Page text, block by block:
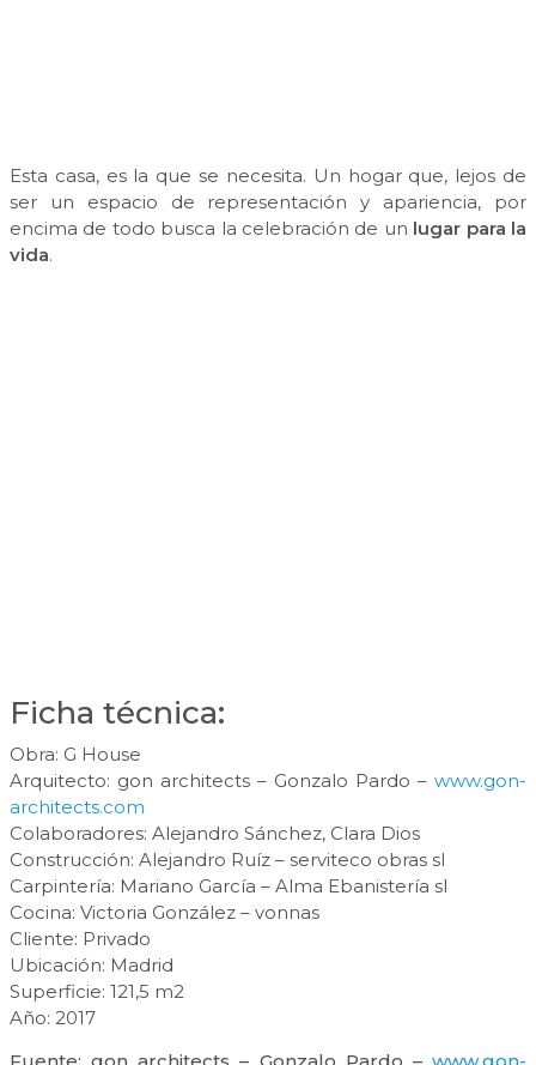
Esta casa, es la que se necesita. Un hogar que, lejos de
ser un espacio de representación y apariencia, por
encima de todo busca la celebración de un lugar para la
vida.
Ficha técnica:
Obra: G House
Arquitecto: gon architects – Gonzalo Pardo – www.gon-
architects.com
Colaboradores: Alejandro Sánchez, Clara Dios
Construcción: Alejandro Ruíz – serviteco obras sl
Carpintería: Mariano García – Alma Ebanistería sl
Cocina: Victoria González – vonnas
Cliente: Privado
Ubicación: Madrid
Superficie: 121,5 m2
Año: 2017